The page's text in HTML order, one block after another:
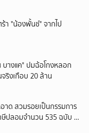
ร้า "น้องพั้นช์" จากไป
างแค" ปมฉ้อโกงหลอก
ริงเกือบ 20 ล้าน
าด สวมรอยเป็นกรรมการ
ปลอมจำนวน 535 ฉบับ รัฐ
ท